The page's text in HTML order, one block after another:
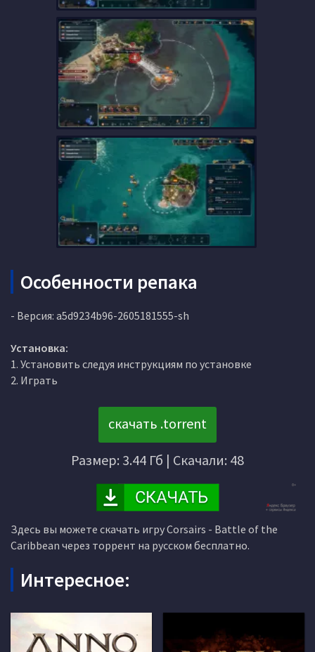
Особенности репака
- Версия: a5d9234b96-2605181555-sh
Установка:
1. Установить следуя инструкциям по установке
2. Играть
скачать .torrent
Размер: 3.44 Гб | Скачали: 48
Здесь вы можете скачать игру Corsairs - Battle of the
Caribbean через торрент на русском бесплатно.
Интересное: